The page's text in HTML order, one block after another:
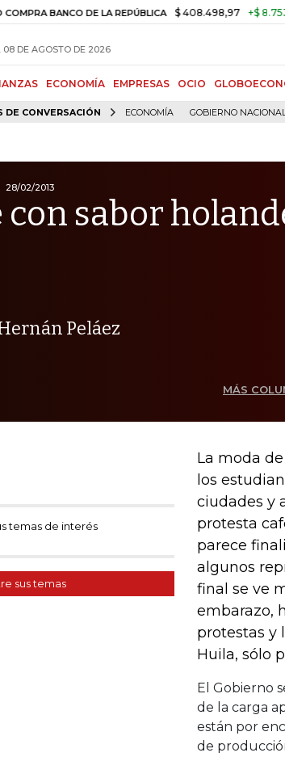
DE LA REPÚBLICA $ 408.498,97 +$ 8.753,81
08 DE AGOSTO DE 2026
ECONOMÍA EMPRESAS OCIO
DE CONVERSACIÓN ECONOMÍA GOBIERNO
28/02/2013
con sabor
Peláez
MÁS
temas de interés
sus temas
La moda
los
ciudades y
protesta
parece
algunos
final se ve
embarazo,
protestas y
Huila, sólo
El Gobierno
de la carga
están por
de